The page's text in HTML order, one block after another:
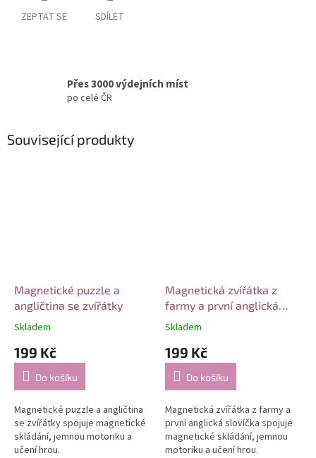
ZEPTAT SE SDÍLET
Přes 3000 výdejních míst
po celé ČR
Související produkty
Magnetické puzzle a
angličtina se zvířátky
Skladem
199 Kč
Do košíku
Magnetické puzzle a angličtina
se zvířátky spojuje magnetické
skládání, jemnou motoriku a
učení hrou.
Magnetická zvířátka z
farmy a první anglická
slovíčka
Skladem
199 Kč
Do košíku
Magnetická zvířátka z farmy a
první anglická slovíčka spojuje
magnetické skládání, jemnou
motoriku a učení hrou.